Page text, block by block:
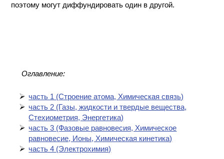
поэтому могут диффундировать один в другой.
Оглавление:
часть 1 (Cтроение атома, Химическая связь)
часть 2 (Газы, жидкости и твердые вещества,
Стехиометрия, Энергетика)
часть 3 (Фазовые равновесия, Химическое
равновесие, Ионы, Химическая кинетика)
часть 4 (Электрохимия)